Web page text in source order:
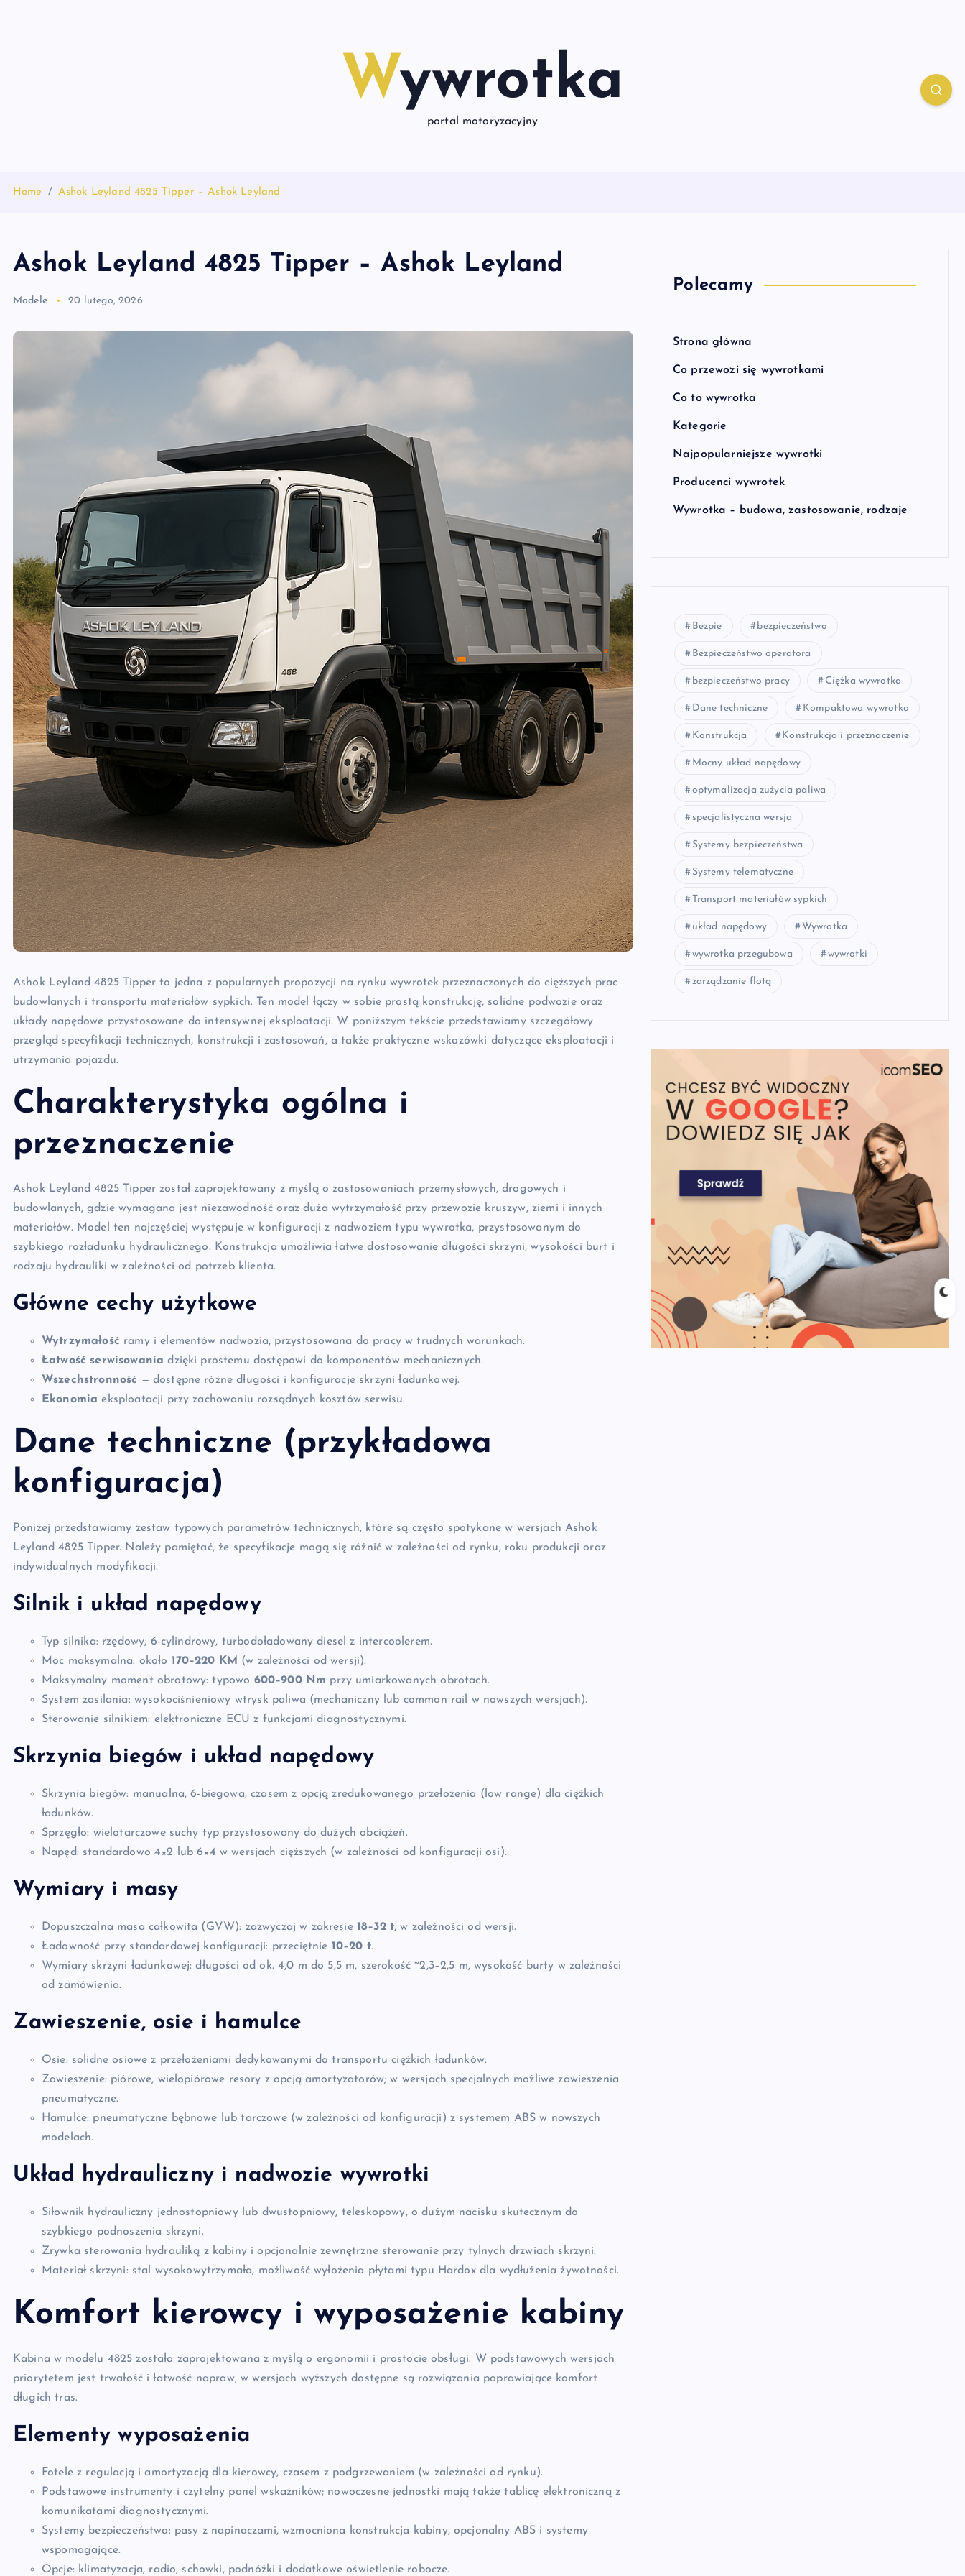
Wywrotka
portal motoryzacyjny
Home Ashok Leyland 4825 Tipper – Ashok Leyland
Ashok Leyland 4825 Tipper – Ashok Leyland
Modele 20 lutego, 2026
Ashok Leyland 4825 Tipper to jedna z popularnych propozycji na rynku wywrotek przeznaczonych do cięższych prac
budowlanych i transportu materiałów sypkich. Ten model łączy w sobie prostą konstrukcję, solidne podwozie oraz
układy napędowe przystosowane do intensywnej eksploatacji. W poniższym tekście przedstawiamy szczegółowy
przegląd specyfikacji technicznych, konstrukcji i zastosowań, a także praktyczne wskazówki dotyczące eksploatacji i
utrzymania pojazdu.
Charakterystyka ogólna i
przeznaczenie
Ashok Leyland 4825 Tipper został zaprojektowany z myślą o zastosowaniach przemysłowych, drogowych i
budowlanych, gdzie wymagana jest niezawodność oraz duża wytrzymałość przy przewozie kruszyw, ziemi i innych
materiałów. Model ten najczęściej występuje w konfiguracji z nadwoziem typu wywrotka, przystosowanym do
szybkiego rozładunku hydraulicznego. Konstrukcja umożliwia łatwe dostosowanie długości skrzyni, wysokości burt i
rodzaju hydrauliki w zależności od potrzeb klienta.
Główne cechy użytkowe
Wytrzymałość ramy i elementów nadwozia, przystosowana do pracy w trudnych warunkach.
Łatwość serwisowania dzięki prostemu dostępowi do komponentów mechanicznych.
Wszechstronność — dostępne różne długości i konfiguracje skrzyni ładunkowej.
Ekonomia eksploatacji przy zachowaniu rozsądnych kosztów serwisu.
Dane techniczne (przykładowa
konfiguracja)
Poniżej przedstawiamy zestaw typowych parametrów technicznych, które są często spotykane w wersjach Ashok
Leyland 4825 Tipper. Należy pamiętać, że specyfikacje mogą się różnić w zależności od rynku, roku produkcji oraz
indywidualnych modyfikacji.
Silnik i układ napędowy
Typ silnika: rzędowy, 6-cylindrowy, turbodoładowany diesel z intercoolerem.
Moc maksymalna: około 170–220 KM (w zależności od wersji).
Maksymalny moment obrotowy: typowo 600–900 Nm przy umiarkowanych obrotach.
System zasilania: wysokociśnieniowy wtrysk paliwa (mechaniczny lub common rail w nowszych wersjach).
Sterowanie silnikiem: elektroniczne ECU z funkcjami diagnostycznymi.
Skrzynia biegów i układ napędowy
Skrzynia biegów: manualna, 6-biegowa, czasem z opcją zredukowanego przełożenia (low range) dla ciężkich
ładunków.
Sprzęgło: wielotarczowe suchy typ przystosowany do dużych obciążeń.
Napęd: standardowo 4×2 lub 6×4 w wersjach cięższych (w zależności od konfiguracji osi).
Wymiary i masy
Dopuszczalna masa całkowita (GVW): zazwyczaj w zakresie 18–32 t, w zależności od wersji.
Ładowność przy standardowej konfiguracji: przeciętnie 10–20 t.
Wymiary skrzyni ładunkowej: długości od ok. 4,0 m do 5,5 m, szerokość ~2,3–2,5 m, wysokość burty w zależności
od zamówienia.
Zawieszenie, osie i hamulce
Osie: solidne osiowe z przełożeniami dedykowanymi do transportu ciężkich ładunków.
Zawieszenie: piórowe, wielopiórowe resory z opcją amortyzatorów; w wersjach specjalnych możliwe zawieszenia
pneumatyczne.
Hamulce: pneumatyczne bębnowe lub tarczowe (w zależności od konfiguracji) z systemem ABS w nowszych
modelach.
Układ hydrauliczny i nadwozie wywrotki
Siłownik hydrauliczny jednostopniowy lub dwustopniowy, teleskopowy, o dużym nacisku skutecznym do
szybkiego podnoszenia skrzyni.
Zrywka sterowania hydrauliką z kabiny i opcjonalnie zewnętrzne sterowanie przy tylnych drzwiach skrzyni.
Materiał skrzyni: stal wysokowytrzymała, możliwość wyłożenia płytami typu Hardox dla wydłużenia żywotności.
Komfort kierowcy i wyposażenie kabiny
Kabina w modelu 4825 została zaprojektowana z myślą o ergonomii i prostocie obsługi. W podstawowych wersjach
priorytetem jest trwałość i łatwość napraw, w wersjach wyższych dostępne są rozwiązania poprawiające komfort
długich tras.
Elementy wyposażenia
Fotele z regulacją i amortyzacją dla kierowcy, czasem z podgrzewaniem (w zależności od rynku).
Podstawowe instrumenty i czytelny panel wskaźników; nowoczesne jednostki mają także tablicę elektroniczną z
komunikatami diagnostycznymi.
Systemy bezpieczeństwa: pasy z napinaczami, wzmocniona konstrukcja kabiny, opcjonalny ABS i systemy
wspomagające.
Opcje: klimatyzacja, radio, schowki, podnóżki i dodatkowe oświetlenie robocze.
Polecamy
Strona główna
Co przewozi się wywrotkami
Co to wywrotka
Kategorie
Najpopularniejsze wywrotki
Producenci wywrotek
Wywrotka – budowa, zastosowanie, rodzaje
Bezpie bezpieczeństwo
Bezpieczeństwo operatora
bezpieczeństwo pracy Ciężka wywrotka
Dane techniczne Kompaktowa wywrotka
Konstrukcja Konstrukcja i przeznaczenie
Mocny układ napędowy
optymalizacja zużycia paliwa
specjalistyczna wersja
Systemy bezpieczeństwa
Systemy telematyczne
Transport materiałów sypkich
układ napędowy Wywrotka
wywrotka przegubowa wywrotki
zarządzanie flotą